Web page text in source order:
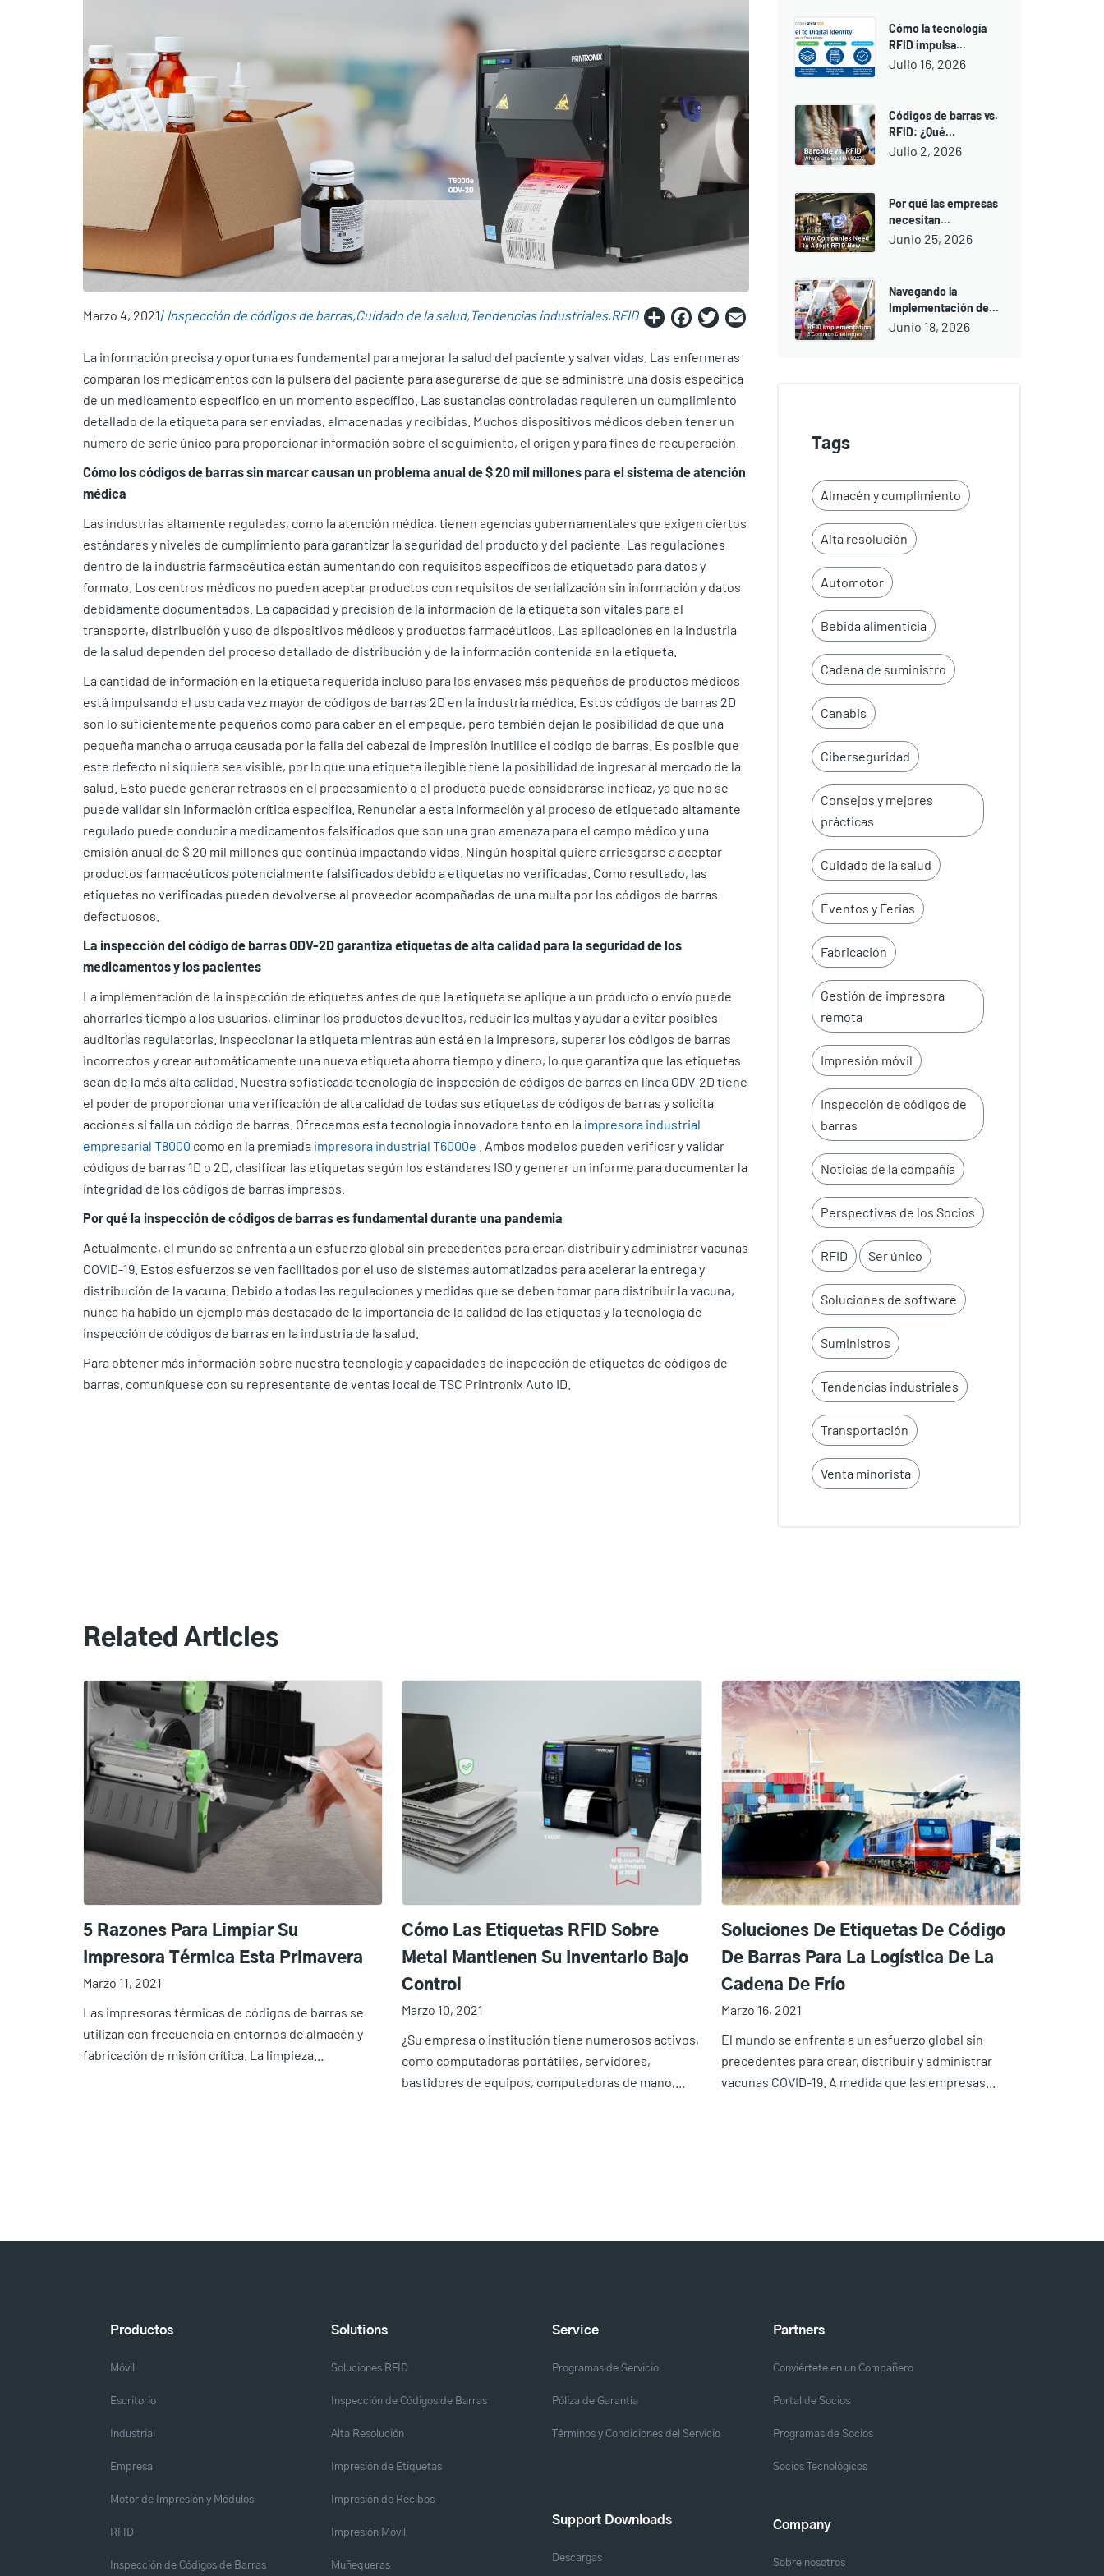
Marzo 4, 2021 Inspección de códigos de barras Cuidado de la salud Tendencias industriales RFID Share
Facebook
Twitter
Email
La información precisa y oportuna es fundamental para mejorar la salud del paciente y salvar vidas. Las enfermeras
comparan los medicamentos con la pulsera del paciente para asegurarse de que se administre una dosis específica
de un medicamento específico en un momento específico. Las sustancias controladas requieren un cumplimiento
detallado de la etiqueta para ser enviadas, almacenadas y recibidas. Muchos dispositivos médicos deben tener un
número de serie único para proporcionar información sobre el seguimiento, el origen y para fines de recuperación.
Cómo los códigos de barras sin marcar causan un problema anual de $ 20 mil millones para el sistema de atención
médica
Las industrias altamente reguladas, como la atención médica, tienen agencias gubernamentales que exigen ciertos
estándares y niveles de cumplimiento para garantizar la seguridad del producto y del paciente. Las regulaciones
dentro de la industria farmacéutica están aumentando con requisitos específicos de etiquetado para datos y
formato. Los centros médicos no pueden aceptar productos con requisitos de serialización sin información y datos
debidamente documentados. La capacidad y precisión de la información de la etiqueta son vitales para el
transporte, distribución y uso de dispositivos médicos y productos farmacéuticos. Las aplicaciones en la industria
de la salud dependen del proceso detallado de distribución y de la información contenida en la etiqueta.
La cantidad de información en la etiqueta requerida incluso para los envases más pequeños de productos médicos
está impulsando el uso cada vez mayor de códigos de barras 2D en la industria médica. Estos códigos de barras 2D
son lo suficientemente pequeños como para caber en el empaque, pero también dejan la posibilidad de que una
pequeña mancha o arruga causada por la falla del cabezal de impresión inutilice el código de barras. Es posible que
este defecto ni siquiera sea visible, por lo que una etiqueta ilegible tiene la posibilidad de ingresar al mercado de la
salud. Esto puede generar retrasos en el procesamiento o el producto puede considerarse ineficaz, ya que no se
puede validar sin información crítica específica. Renunciar a esta información y al proceso de etiquetado altamente
regulado puede conducir a medicamentos falsificados que son una gran amenaza para el campo médico y una
emisión anual de $ 20 mil millones que continúa impactando vidas. Ningún hospital quiere arriesgarse a aceptar
productos farmacéuticos potencialmente falsificados debido a etiquetas no verificadas. Como resultado, las
etiquetas no verificadas pueden devolverse al proveedor acompañadas de una multa por los códigos de barras
defectuosos.
La inspección del código de barras ODV-2D garantiza etiquetas de alta calidad para la seguridad de los
medicamentos y los pacientes
La implementación de la inspección de etiquetas antes de que la etiqueta se aplique a un producto o envío puede
ahorrarles tiempo a los usuarios, eliminar los productos devueltos, reducir las multas y ayudar a evitar posibles
auditorías regulatorias. Inspeccionar la etiqueta mientras aún está en la impresora, superar los códigos de barras
incorrectos y crear automáticamente una nueva etiqueta ahorra tiempo y dinero, lo que garantiza que las etiquetas
sean de la más alta calidad. Nuestra sofisticada tecnología de inspección de códigos de barras en línea ODV-2D tiene
el poder de proporcionar una verificación de alta calidad de todas sus etiquetas de códigos de barras y solicita
acciones si falla un código de barras. Ofrecemos esta tecnología innovadora tanto en la impresora industrial
empresarial T8000 como en la premiada impresora industrial T6000e . Ambos modelos pueden verificar y validar
códigos de barras 1D o 2D, clasificar las etiquetas según los estándares ISO y generar un informe para documentar la
integridad de los códigos de barras impresos.
Por qué la inspección de códigos de barras es fundamental durante una pandemia
Actualmente, el mundo se enfrenta a un esfuerzo global sin precedentes para crear, distribuir y administrar vacunas
COVID-19. Estos esfuerzos se ven facilitados por el uso de sistemas automatizados para acelerar la entrega y
distribución de la vacuna. Debido a todas las regulaciones y medidas que se deben tomar para distribuir la vacuna,
nunca ha habido un ejemplo más destacado de la importancia de la calidad de las etiquetas y la tecnología de
inspección de códigos de barras en la industria de la salud.
Para obtener más información sobre nuestra tecnología y capacidades de inspección de etiquetas de códigos de
barras, comuníquese con su representante de ventas local de TSC Printronix Auto ID.
Cómo la tecnología
RFID impulsa...
Julio 16, 2026
Códigos de barras vs.
RFID: ¿Qué...
Julio 2, 2026
Por qué las empresas
necesitan...
Junio 25, 2026
Navegando la
Implementación de...
Junio 18, 2026
Tags
Almacén y cumplimiento
Alta resolución
Automotor
Bebida alimenticia
Cadena de suministro
Canabis
Ciberseguridad
Consejos y mejores
prácticas
Cuidado de la salud
Eventos y Ferias
Fabricación
Gestión de impresora
remota
Impresión móvil
Inspección de códigos de
barras
Noticias de la compañía
Perspectivas de los Socios
RFID Ser único
Soluciones de software
Suministros
Tendencias industriales
Transportación
Venta minorista
Related Articles
5 Razones Para Limpiar Su
Impresora Térmica Esta Primavera
Marzo 11, 2021
Las impresoras térmicas de códigos de barras se
utilizan con frecuencia en entornos de almacén y
fabricación de misión crítica. La limpieza...
Cómo Las Etiquetas RFID Sobre
Metal Mantienen Su Inventario Bajo
Control
Marzo 10, 2021
¿Su empresa o institución tiene numerosos activos,
como computadoras portátiles, servidores,
bastidores de equipos, computadoras de mano,...
Soluciones De Etiquetas De Código
De Barras Para La Logística De La
Cadena De Frío
Marzo 16, 2021
El mundo se enfrenta a un esfuerzo global sin
precedentes para crear, distribuir y administrar
vacunas COVID-19. A medida que las empresas...
Productos
Móvil
Escritorio
Industrial
Empresa
Motor de Impresión y Módulos
RFID
Inspección de Códigos de Barras
Solutions
Soluciones RFID
Inspección de Códigos de Barras
Alta Resolución
Impresión de Etiquetas
Impresión de Recibos
Impresión Móvil
Muñequeras
Service
Programas de Servicio
Póliza de Garantía
Términos y Condiciones del Servicio
Support Downloads
Descargas
Partners
Conviértete en un Compañero
Portal de Socios
Programas de Socios
Socios Tecnológicos
Company
Sobre nosotros